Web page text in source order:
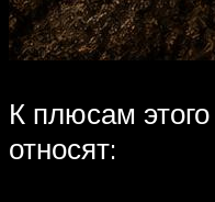
К плюсам
относят: